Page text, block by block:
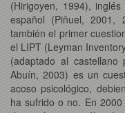
(Hirigoyen, 1994),
español (Piñuel,
también el primer
el LIPT (Leyman
(adaptado al
Abuín, 2003) es un
acoso psicológico,
ha sufrido o no. En